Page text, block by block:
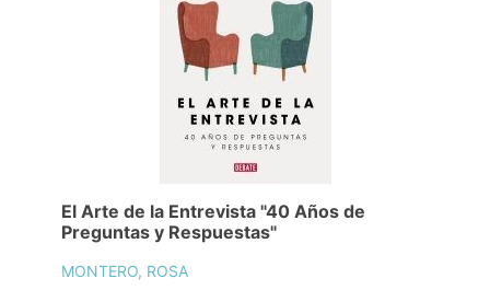
El Arte de la Entrevista "40 Años de
Preguntas y Respuestas"
MONTERO, ROSA